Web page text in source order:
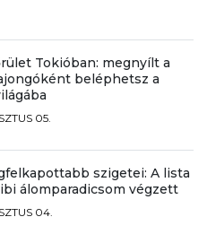
Tokióban: megnyílt a
beléphetsz a
05.
szigetei: A lista
álomparadicsom végzett
04.